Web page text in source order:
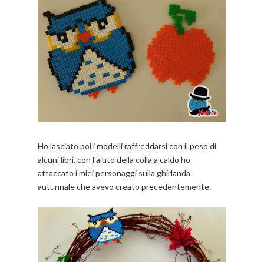
Ho lasciato poi i modelli raffreddarsi con il peso di
alcuni libri, con l'aiuto della colla a caldo ho
attaccato i miei personaggi sulla ghirlanda
autunnale che avevo creato precedentemente.